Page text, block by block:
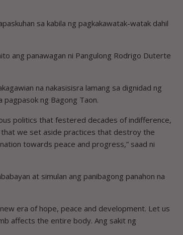
sa kabila ng pagkakawatak-watak dahil
ang panawagan ni Pangulong Rodrigo Duterte
na nakasisisra lamang sa dignidad ng
pagpasok ng Bagong Taon.
politics that festered decades of indifference,
we set aside practices that destroy the
towards peace and progress,” saad ni
at simulan ang panibagong panahon na
era of hope, peace and development. Let us
affects the entire body. Ang sakit ng